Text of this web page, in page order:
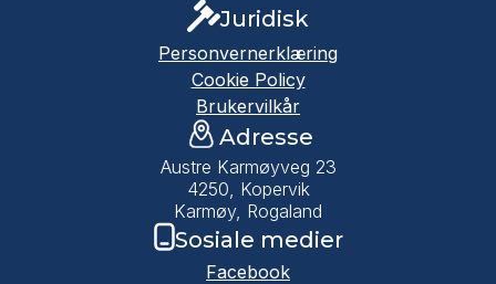
Juridisk
Personvernerklæring
Cookie Policy
Brukervilkår
Adresse
Austre Karmøyveg 23
4250, Kopervik
Karmøy, Rogaland
Sosiale medier
Facebook